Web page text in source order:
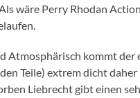
wäre Perry Rhodan
Atmosphärisch kommt der
Teile) extrem dicht
Liebrecht gibt einen